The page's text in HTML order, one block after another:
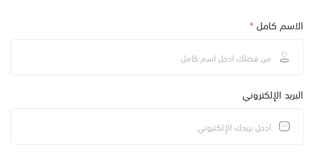
الاسم كامل*
البريد الإلكتروني